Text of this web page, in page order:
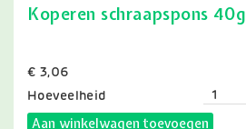
Koperen schraapspons 40g
Prijs
€ 3,06
Hoeveelheid
Aan winkelwagen toevoegen